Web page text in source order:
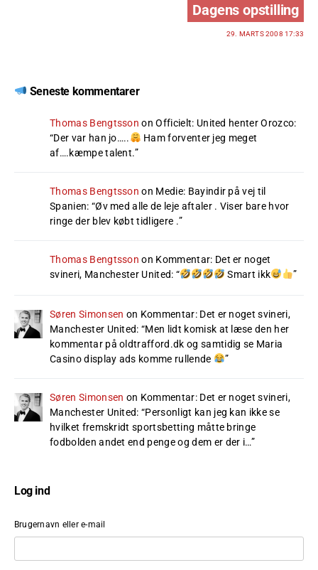
Dagens opstilling
29. MARTS 2008 17:33
Seneste kommentarer
Thomas Bengtsson onOfficielt: United henter Orozco:
“Der var han jo…..
Ham forventer jeg meget
af….kæmpe talent.”
Thomas Bengtsson on Medie: Bayindir på vej til
Spanien: “Øv med alle de leje aftaler . Viser bare hvor
ringe der blev købt tidligere .”
Thomas Bengtsson on Kommentar: Det er noget
svineri, Manchester United: “ Smart ikk ”
Søren Simonsen on Kommentar: Det er noget svineri,
Manchester United: “Men lidt komisk at læse den her
kommentar på oldtrafford.dk og samtidig se Maria
Casino display ads komme rullende
”
Søren Simonsen on Kommentar: Det er noget svineri,
Manchester United: “Personligt kan jeg kan ikke se
hvilket fremskridt sportsbetting måtte bringe
fodbolden andet end penge og dem er der i…”
Log ind
Brugernavn eller e-mail